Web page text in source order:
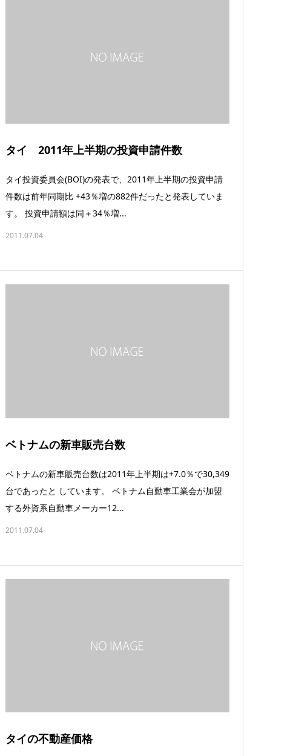
タイ 2011年上半期の投資申請件数
タイ投資委員会(BOI)の発表で、2011年上半期の投資申請
件数は前年同期比 +43％増の882件だったと発表していま
す。 投資申請額は同＋34％増...
2011.07.04
ベトナムの新車販売台数
ベトナムの新車販売台数は2011年上半期は+7.0％で30,349
台であったと しています。 ベトナム自動車工業会が加盟
する外資系自動車メーカー12...
2011.07.04
タイの不動産価格